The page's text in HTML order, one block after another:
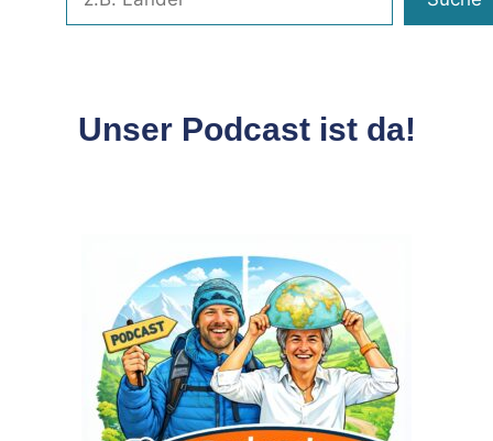
Unser Podcast ist da!